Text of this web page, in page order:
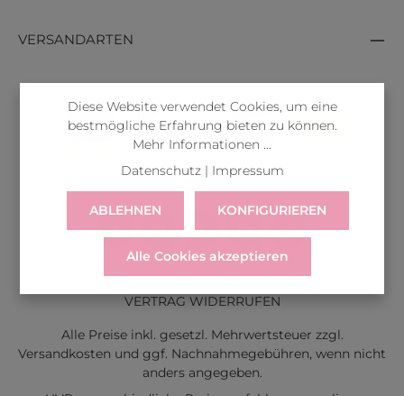
VERSANDARTEN
VERTRAG WIDERRUFEN
Alle Preise inkl. gesetzl. Mehrwertsteuer zzgl.
Versandkosten und ggf. Nachnahmegebühren, wenn nicht
anders angegeben.
Diese Website verwendet Cookies, um eine
bestmögliche Erfahrung bieten zu können.
Mehr Informationen ...
Datenschutz| Impressum
ABLEHNEN KONFIGURIEREN
Alle Cookies akzeptieren